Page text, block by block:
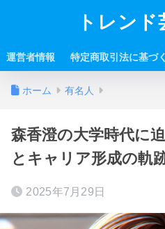
トレン
運営者情報 特定商取引法に基づ
ホーム 有名人
森香澄の大学時代に
とキャリア形成の軌
2025年7月29日